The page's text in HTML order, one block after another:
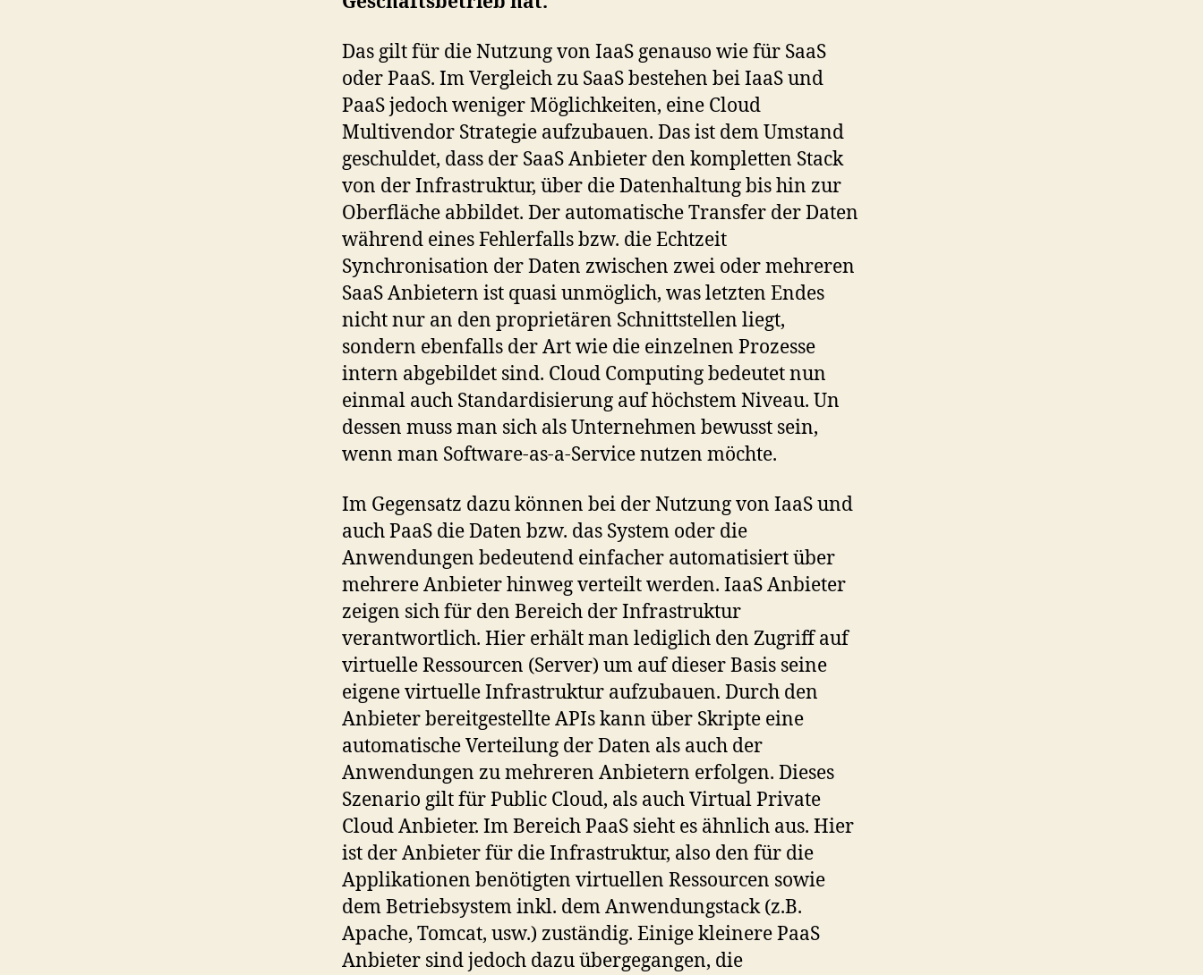
Das gilt für die Nutzung von IaaS genauso wie für SaaS
oder PaaS. Im Vergleich zu SaaS bestehen bei IaaS und
PaaS jedoch weniger Möglichkeiten, eine Cloud
Multivendor Strategie aufzubauen. Das ist dem Umstand
geschuldet, dass der SaaS Anbieter den kompletten Stack
von der Infrastruktur, über die Datenhaltung bis hin zur
Oberfläche abbildet. Der automatische Transfer der Daten
während eines Fehlerfalls bzw. die Echtzeit
Synchronisation der Daten zwischen zwei oder mehreren
SaaS Anbietern ist quasi unmöglich, was letzten Endes
nicht nur an den proprietären Schnittstellen liegt,
sondern ebenfalls der Art wie die einzelnen Prozesse
intern abgebildet sind. Cloud Computing bedeutet nun
einmal auch Standardisierung auf höchstem Niveau. Un
dessen muss man sich als Unternehmen bewusst sein,
wenn man Software-as-a-Service nutzen möchte.
Im Gegensatz dazu können bei der Nutzung von IaaS und
auch PaaS die Daten bzw. das System oder die
Anwendungen bedeutend einfacher automatisiert über
mehrere Anbieter hinweg verteilt werden. IaaS Anbieter
zeigen sich für den Bereich der Infrastruktur
verantwortlich. Hier erhält man lediglich den Zugriff auf
virtuelle Ressourcen (Server) um auf dieser Basis seine
eigene virtuelle Infrastruktur aufzubauen. Durch den
Anbieter bereitgestellte APIs kann über Skripte eine
automatische Verteilung der Daten als auch der
Anwendungen zu mehreren Anbietern erfolgen. Dieses
Szenario gilt für Public Cloud, als auch Virtual Private
Cloud Anbieter. Im Bereich PaaS sieht es ähnlich aus. Hier
ist der Anbieter für die Infrastruktur, also den für die
Applikationen benötigten virtuellen Ressourcen sowie
dem Betriebsystem inkl. dem Anwendungstack (z.B.
Apache, Tomcat, usw.) zuständig. Einige kleinere PaaS
Anbieter sind jedoch dazu übergegangen, die